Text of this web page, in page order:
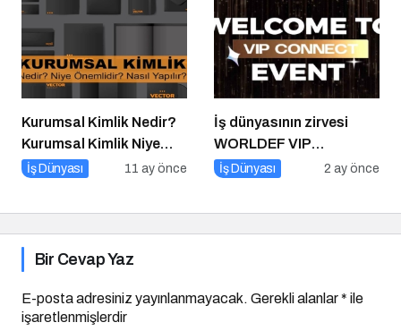
Kurumsal Kimlik Nedir?
Kurumsal Kimlik Niye
Önemlidir? Kurumsal
İş Dünyası 11 ay önce
İş dünyasının zirvesi
WORLDEF VIP
Connect’te buluştu
İş Dünyası 2 ay önce
Bir Cevap Yaz
E-posta adresiniz yayınlanmayacak. Gerekli alanlar* ile
işaretlenmişlerdir